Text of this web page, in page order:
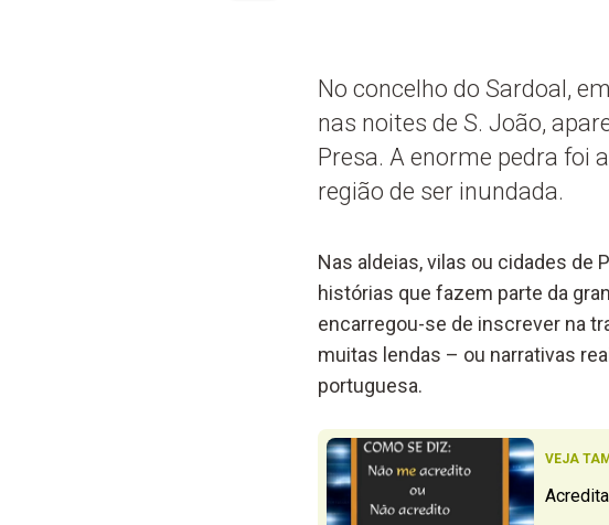
No concelho do Sardoal,
nas noites de S. João,
Presa. A enorme pedra foi
região de ser inundada.
Nas aldeias, vilas ou cidades de
histórias que fazem parte da
encarregou-se de inscrever na
muitas lendas – ou narrativas
portuguesa.
VEJA